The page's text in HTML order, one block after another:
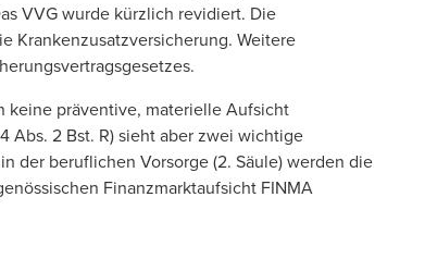
VVG wurde kürzlich revidiert. Die
Krankenzusatzversicherung. Weitere
.
keine präventive, materielle Aufsicht
Abs. 2 Bst. R) sieht aber zwei wichtige
der beruflichen Vorsorge (2. Säule) werden die
Finanzmarktaufsicht FINMA